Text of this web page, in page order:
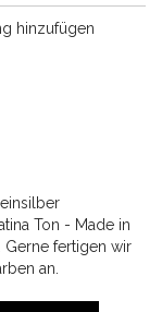
hinzufügen
Ton - Made in
Gerne fertigen wir
an.